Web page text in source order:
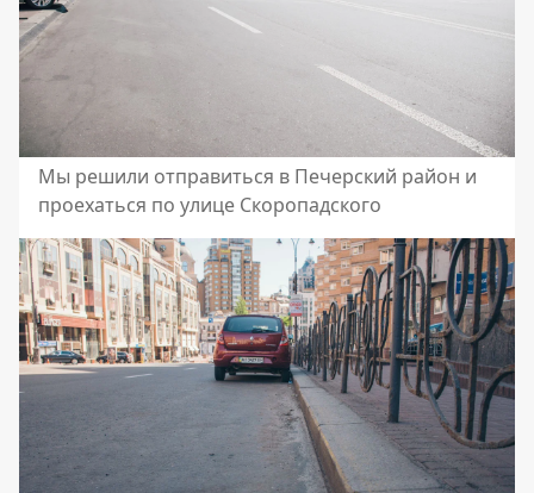
Мы решили отправиться в Печерский район и
проехаться по улице Скоропадского